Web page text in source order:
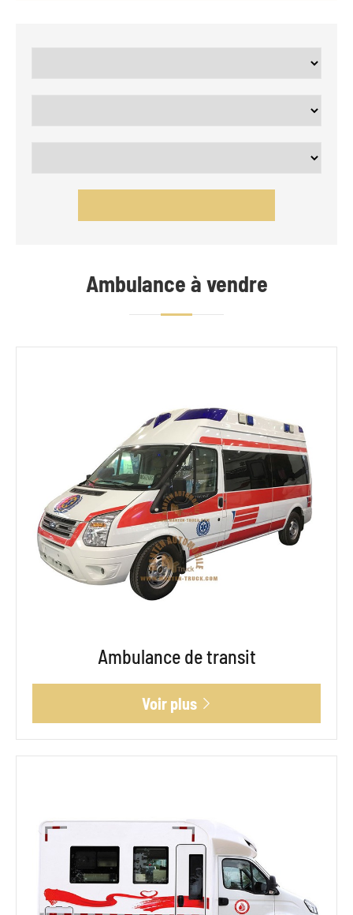
Ambulance à vendre
Ambulance de transit
Voir plus 